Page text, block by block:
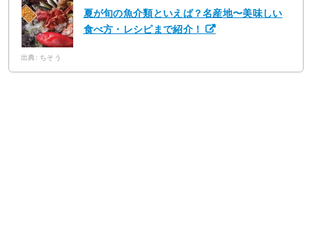
夏が旬の魚介類といえば？名産地〜美味しい
食べ方・レシピまで紹介！
出典: ちそう